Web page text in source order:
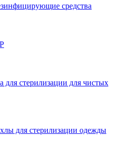
средства
для стерилизации для чистых
для стерилизации одежды